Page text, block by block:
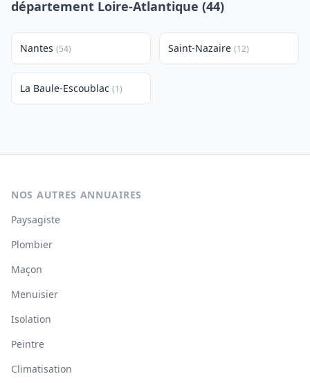
département Loire-Atlantique (44)
Nantes (54) Saint-Nazaire (12)
La Baule-Escoublac (1)
NOS AUTRES ANNUAIRES
Paysagiste
Plombier
Maçon
Menuisier
Isolation
Peintre
Climatisation